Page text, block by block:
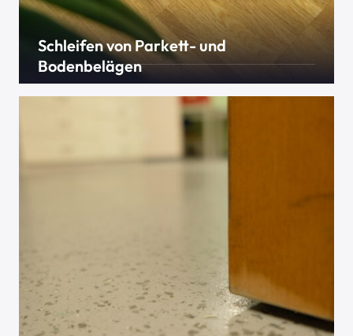
Schleifen von Parkett- und
Bodenbelägen
Schleifen und Lackieren von Holzbodenbelägen
kann fast jeder mit den passenden Maschinen. Was
viele aber nicht wissen, auch PVC, Linoleum oder
Kautschuk kann geschliffen und neu versiegelt
werden – wenn gewünscht sogar in Farbe.